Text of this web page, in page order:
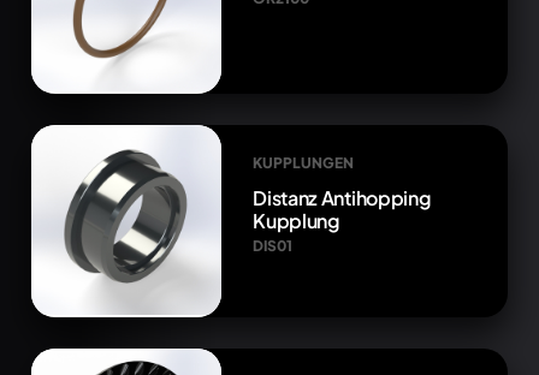
KUPPLUNGEN
Distanz Antihopping
Kupplung
DIS01